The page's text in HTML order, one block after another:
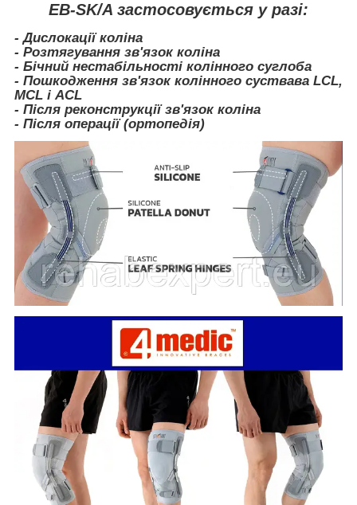
EB-SK/A застосовується у разі:
- Дислокації коліна
- Розтягування зв'язок коліна
- Бічний нестабільності колінного суглоба
- Пошкодження зв'язок колінного суствава LCL,
MCL і ACL
- Після реконструкції зв'язок коліна
- Після операції (ортопедія)